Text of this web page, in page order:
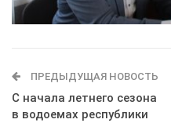
ПРЕДЫДУЩАЯ НОВОСТЬ
С начала летнего сезона
в водоемах республики